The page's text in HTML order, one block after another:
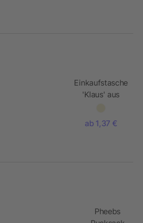
Einkaufstasche
'Klaus' aus
ab 1,37 €
Pheebs